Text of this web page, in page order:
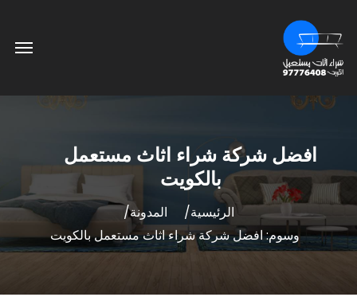
افضل شركة شراء اثاث مستعمل
بالكويت
الرئيسية
المدونة
وسوم: افضل شركة شراء اثاث مستعمل بالكويت